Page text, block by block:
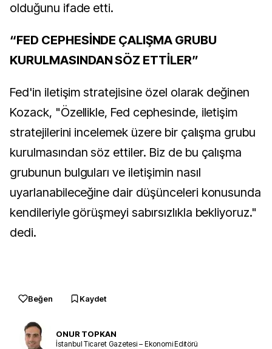
olduğunu ifade etti.
“FED CEPHESİNDE ÇALIŞMA GRUBU
KURULMASINDAN SÖZ ETTİLER”
Fed'in iletişim stratejisine özel olarak değinen
Kozack, "Özellikle, Fed cephesinde, iletişim
stratejilerini incelemek üzere bir çalışma grubu
kurulmasından söz ettiler. Biz de bu çalışma
grubunun bulguları ve iletişimin nasıl
uyarlanabileceğine dair düşünceleri konusunda
kendileriyle görüşmeyi sabırsızlıkla bekliyoruz."
dedi.
Beğen Kaydet
ONUR TOPKAN
İstanbul Ticaret Gazetesi – Ekonomi Editörü